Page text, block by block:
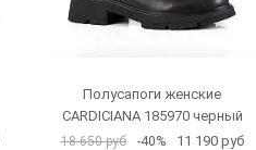
Полусапоги женские
CARDICIANA 185970 черный
18 650 руб -40% 11 190 руб